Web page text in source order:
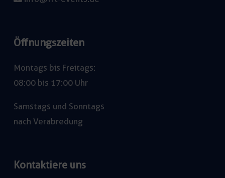
Öffnungszeiten
Montags bis Freitags:
08:00 bis 17:00 Uhr
Samstags und Sonntags
nach Verabredung
Kontaktiere uns